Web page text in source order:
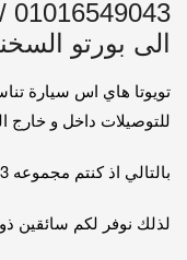
الى بورتو
للتوصيلات داخل و خارج
بالتالي اذ كنتم مجموعه 13 فرد او اقل يمكنكم ايجار هايس.
لذلك نوفر لكم سائقين